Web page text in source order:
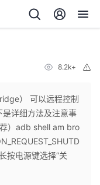
8.2k+
） 可以远程控制
详细方法及注意事
）adb shell am bro
按电源键选择“关